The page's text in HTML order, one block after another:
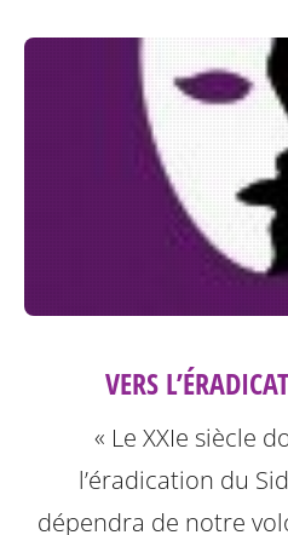
VERS
« Le XXIe siècle
l’éradication du
dépendra de notre